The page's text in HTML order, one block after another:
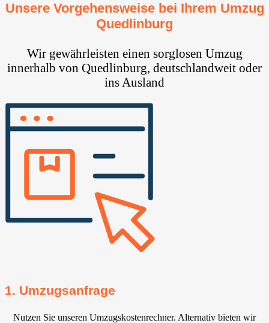
Unsere Vorgehensweise bei Ihrem Umzug
Quedlinburg
Wir gewährleisten einen sorglosen Umzug
innerhalb von Quedlinburg, deutschlandweit oder
ins Ausland
1. Umzugsanfrage
Nutzen Sie unseren Umzugskostenrechner. Alternativ bieten wir